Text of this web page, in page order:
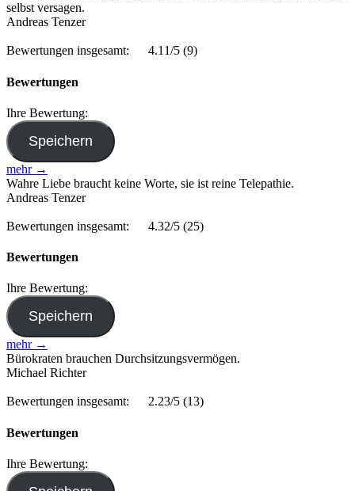
selbst versagen.
Andreas Tenzer
Bewertungen insgesamt: 4.11/5 (9)
Bewertungen
Ihre Bewertung:
mehr →
Wahre Liebe braucht keine Worte, sie ist reine Telepathie.
Andreas Tenzer
Bewertungen insgesamt: 4.32/5 (25)
Bewertungen
Ihre Bewertung:
mehr →
Bürokraten brauchen Durchsitzungsvermögen.
Michael Richter
Bewertungen insgesamt: 2.23/5 (13)
Bewertungen
Ihre Bewertung: